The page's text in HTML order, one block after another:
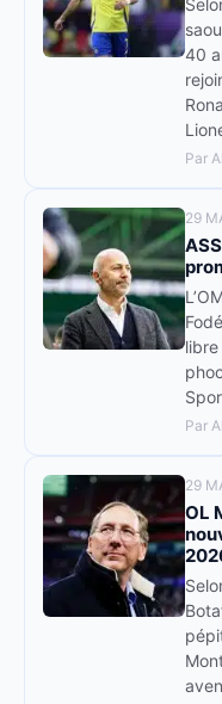
40
Par
29
libre
Par
29
OL